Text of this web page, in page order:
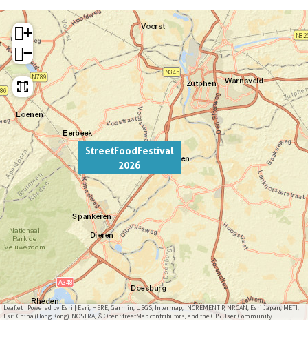
StreetFoodFestival
2026
+
−
Leaflet | Powered by Esri | Esri, HERE, Garmin, USGS, Intermap, INCREMENT P, NRCAN, Esri Japan, METI,
Esri China (Hong Kong), NOSTRA, © OpenStreetMap contributors, and the GIS User Community